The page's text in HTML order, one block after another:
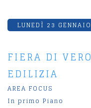
LUNEDÌ 23
FIERA DI
EDILIZIA
AREA FOCUS
In primo Piano